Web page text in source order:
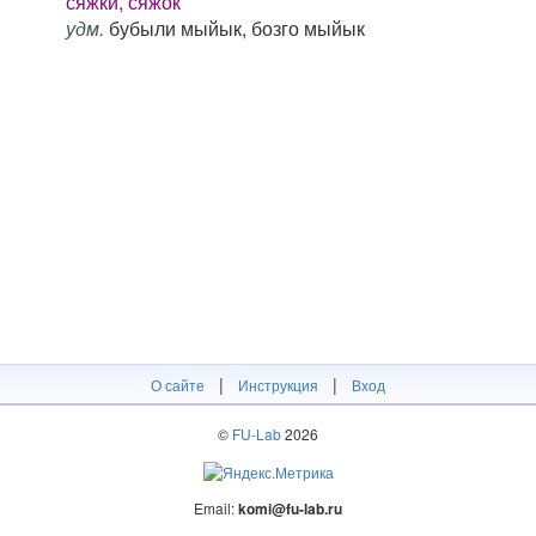
удм. бубыли мыйык, бозго мыйык
О сайте | Инструкция | Вход
© FU-Lab2026
Email:komi@fu-lab.ru